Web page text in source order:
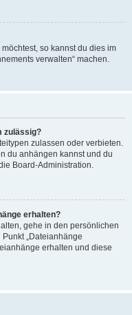
so kannst du dies im
verwalten“ machen.
zulässig?
zulassen oder verbieten.
du anhängen kannst und du
Board-Administration.
erhalten?
gehe in den persönlichen
Punkt „Dateianhänge
erhalten und diese